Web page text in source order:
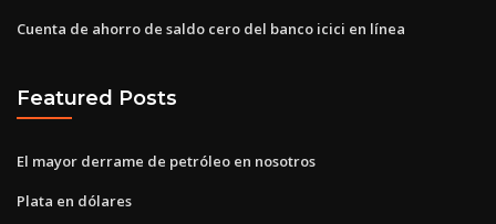
Cuenta de ahorro de saldo cero del banco icici en línea
Featured Posts
El mayor derrame de petróleo en nosotros
Plata en dólares